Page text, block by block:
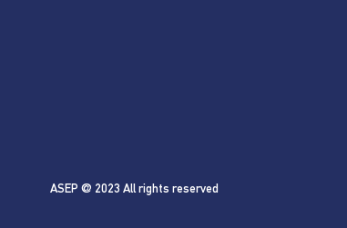
ASEP @ 2023 All rights reserved